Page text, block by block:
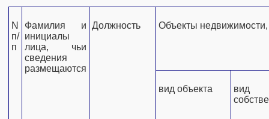
N
п/
п
Фамилия и
инициалы
лица, чьи
сведения
размещаются
Должность Объекты
вид объекта
вид